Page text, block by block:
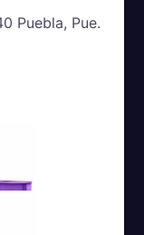
Puebla, Pue.